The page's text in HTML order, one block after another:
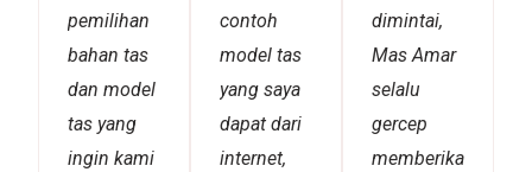
pemilihan
bahan tas
dan model
tas yang
ingin kami
contoh
model tas
yang saya
dapat dari
internet,
dimintai,
Mas Amar
selalu
gercep
memberikan